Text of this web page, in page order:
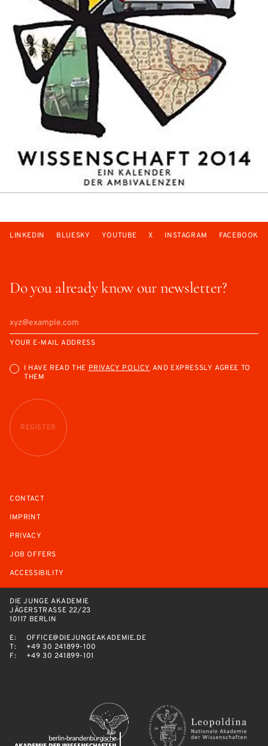
Do you already know our newsletter?
YOUR E-MAIL ADDRESS
I HAVE READ THEPRIVACY POLICY AND EXPRESSLY AGREE TO
THEM
REGISTER
LINKEDIN BLUESKY YOUTUBE X INSTAGRAM FACEBOOK
CONTACT
IMPRINT
PRIVACY
JOB OFFERS
ACCESSIBILITY
DIE JUNGE AKADEMIE
JÄGERSTRASSE 22/23
10117 BERLIN
E:
OFFICE@DIEJUNGEAKADEMIE.DE
T:
+49 30 241899-100
F:
+49 30 241899-101